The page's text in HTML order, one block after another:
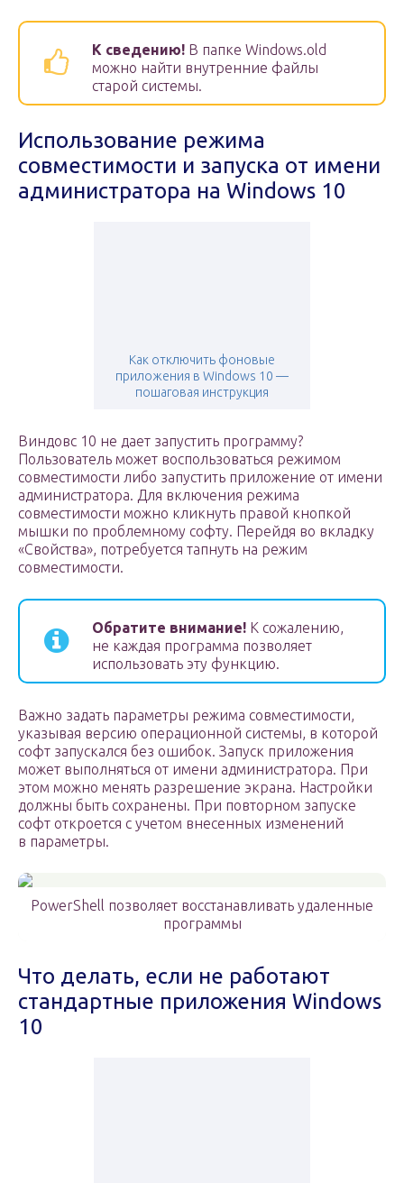
К сведению! В папке Windows.old
можно найти внутренние файлы
старой системы.
Использование режима
совместимости и запуска от имени
администратора на Windows 10
Как отключить фоновые
приложения в Windows 10 —
пошаговая инструкция
Виндовс 10 не дает запустить программу?
Пользователь может воспользоваться режимом
совместимости либо запустить приложение от имени
администратора. Для включения режима
совместимости можно кликнуть правой кнопкой
мышки по проблемному софту. Перейдя во вкладку
«Свойства», потребуется тапнуть на режим
совместимости.
Обратите внимание! К сожалению,
не каждая программа позволяет
использовать эту функцию.
Важно задать параметры режима совместимости,
указывая версию операционной системы, в которой
софт запускался без ошибок. Запуск приложения
может выполняться от имени администратора. При
этом можно менять разрешение экрана. Настройки
должны быть сохранены. При повторном запуске
софт откроется с учетом внесенных изменений
в параметры.
PowerShell позволяет восстанавливать удаленные
программы
Что делать, если не работают
стандартные приложения Windows
10